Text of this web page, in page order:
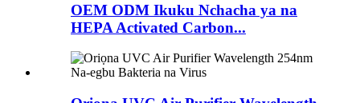
OEM ODM Ikuku Nchacha ya na
HEPA Activated Carbon...